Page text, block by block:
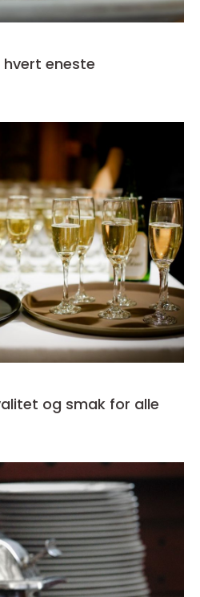
eneste
og smak for alle